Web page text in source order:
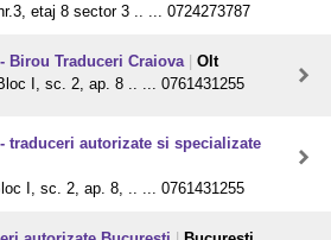
etaj 8 sector 3 .. ... 0724273787
Birou Traduceri Craiova
Olt
I, sc. 2, ap. 8 .. ... 0761431255
traduceri autorizate si specializate
I, sc. 2, ap. 8, .. ... 0761431255